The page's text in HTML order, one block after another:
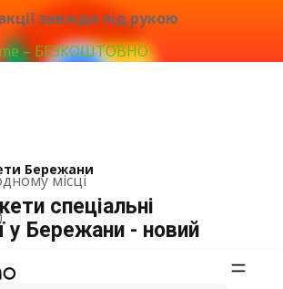
завжди під рукою
– БЕЗКОШТОВНО
місці
Бережани
спеціальні
у Бережани - новий